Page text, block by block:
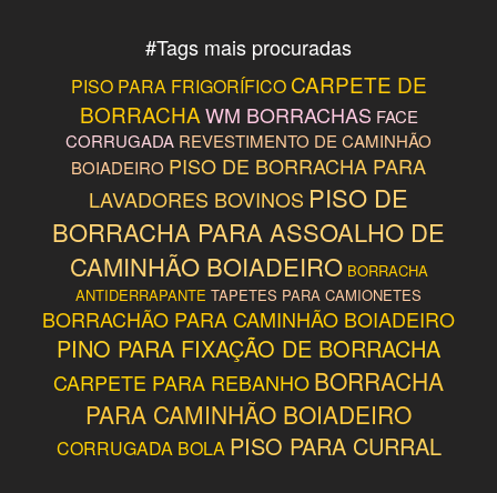
#Tags mais procuradas
PISO PARA FRIGORÍFICO CARPETE DE
BORRACHAWM BORRACHAS FACE
CORRUGADA REVESTIMENTO DE CAMINHÃO
BOIADEIRO PISO DE BORRACHA PARA
LAVADORES BOVINOS PISO DE
BORRACHA PARA ASSOALHO DE
CAMINHÃO BOIADEIRO BORRACHA
ANTIDERRAPANTE TAPETES PARA CAMIONETES
BORRACHÃO PARA CAMINHÃO BOIADEIRO
PINO PARA FIXAÇÃO DE BORRACHA
CARPETE PARA REBANHOBORRACHA
PARA CAMINHÃO BOIADEIRO
CORRUGADA BOLA PISO PARA CURRAL